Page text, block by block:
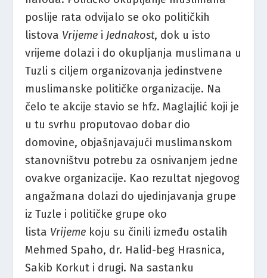
poslije rata odvijalo se oko političkih
listova Vrijeme i Jednakost, dok u isto
vrijeme dolazi i do okupljanja muslimana u
Tuzli s ciljem organizovanja jedinstvene
muslimanske političke organizacije. Na
čelo te akcije stavio se hfz. Maglajlić koji je
u tu svrhu proputovao dobar dio
domovine, objašnjavajući muslimanskom
stanovništvu potrebu za osnivanjem jedne
ovakve organizacije. Kao rezultat njegovog
angažmana dolazi do ujedinjavanja grupe
iz Tuzle i političke grupe oko
lista Vrijeme koju su činili između ostalih
Mehmed Spaho, dr. Halid-beg Hrasnica,
Sakib Korkut i drugi. Na sastanku